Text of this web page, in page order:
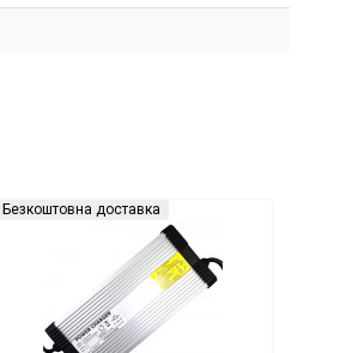
Безкоштовна доставка